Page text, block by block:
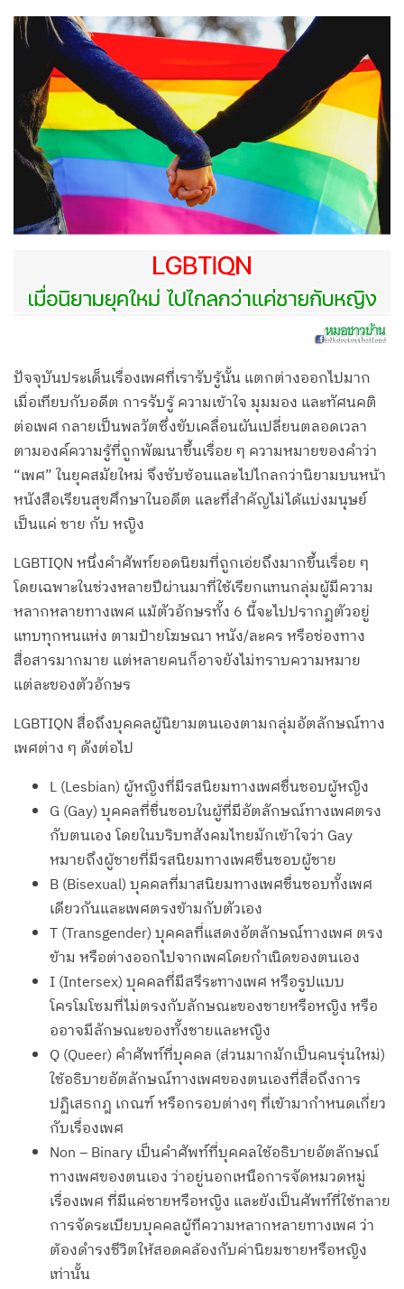
ปัจจุบันประเด็นเรื่องเพศที่เรารับรู้นั้น แตกต่างออกไปมาก
เมื่อเทียบกับอดีต การรับรู้ ความเข้าใจ มุมมอง และทัศนคติ
ต่อเพศ กลายเป็นพลวัตซึ่งขับเคลื่อนผันเปลี่ยนตลอดเวลา
ตามองค์ความรู้ที่ถูกพัฒนาขึ้นเรื่อย ๆ ความหมายของคำว่า
“เพศ” ในยุคสมัยใหม่ จึงซับซ้อนและไปไกลกว่านิยามบนหน้า
หนังสือเรียนสุขศึกษาในอดีต และที่สำคัญไม่ได้แบ่งมนุษย์
เป็นแค่ ชาย กับ หญิง
LGBTIQN หนึ่งคำศัพท์ยอดนิยมที่ถูกเอ่ยถึงมากขึ้นเรื่อย ๆ
โดยเฉพาะในช่วงหลายปีผ่านมาที่ใช้เรียกแทนกลุ่มผู้มีความ
หลากหลายทางเพศ แม้ตัวอักษรทั้ง 6 นี้จะไปปรากฏตัวอยู่
แทบทุกหนแห่ง ตามป้ายโฆษณา หนัง/ละคร หรือช่องทาง
สื่อสารมากมาย แต่หลายคนก็อาจยังไม่ทราบความหมาย
แต่ละของตัวอักษร
LGBTIQN สื่อถึงบุคคลผู้นิยามตนเองตามกลุ่มอัตลักษณ์ทาง
เพศต่าง ๆ ดังต่อไป
L (Lesbian) ผู้หญิงที่มีรสนิยมทางเพศชื่นชอบผู้หญิง
G (Gay) บุคคลที่ชื่นชอบในผู้ที่มีอัตลักษณ์ทางเพศตรง
กับตนเอง โดยในบริบทสังคมไทยมักเข้าใจว่า Gay
หมายถึงผู้ชายที่มีรสนิยมทางเพศชื่นชอบผู้ชาย
B (Bisexual) บุคคลที่มาสนิยมทางเพศชื่นชอบทั้งเพศ
เดียวกันและเพศตรงข้ามกับตัวเอง
T (Transgender) บุคคลที่แสดงอัตลักษณ์ทางเพศ ตรง
ข้าม หรือต่างออกไปจากเพศโดยกำเนิดของตนเอง
I (Intersex) บุคคลที่มีสรีระทางเพศ หรือรูปแบบ
โครโมโซมที่ไม่ตรงกับลักษณะของชายหรือหญิง หรือ
ออาจมีลักษณะของทั้งชายและหญิง
Q (Queer) คำศัพท์ที่บุคคล (ส่วนมากมักเป็นคนรุ่นใหม่)
ใช้อธิบายอัตลักษณ์ทางเพศของตนเองที่สื่อถึงการ
ปฏิเสธกฎ เกณฑ์ หรือกรอบต่างๆ ที่เข้ามากำหนดเกี่ยว
กับเรื่องเพศ
Non – Binary เป็นคำศัพท์ที่บุคคลใช้อธิบายอัตลักษณ์
ทางเพศของตนเอง ว่าอยู่นอกเหนือการจัดหมวดหมู่
เรื่องเพศ ที่มีแค่ชายหรือหญิง และยังเป็นศัพท์ที่ใช้ทลาย
การจัดระเบียบบุคคลผู้ทีความหลากหลายทางเพศ ว่า
ต้องดำรงชีวิตให้สอดคล้องกับค่านิยมชายหรือหญิง
เท่านั้น